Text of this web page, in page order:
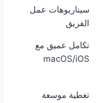
سيناريوهات عمل
الفريق
تكامل عميق مع
macOS/iOS
تغطية موسعة